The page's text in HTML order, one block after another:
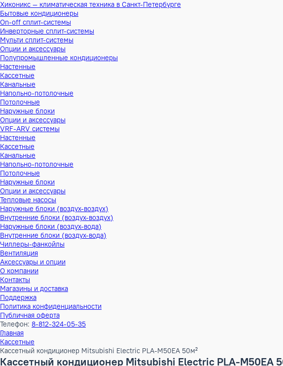
Хиконикс — климатическая техника в Санкт-Петербурге
Бытовые кондиционеры
On-off сплит-системы
Инверторные сплит-системы
Мульти сплит-системы
Опции и аксессуары
Полупромышленные кондиционеры
Настенные
Кассетные
Канальные
Напольно-потолочные
Потолочные
Наружные блоки
Опции и аксессуары
VRF-ARV системы
Настенные
Кассетные
Канальные
Напольно-потолочные
Потолочные
Наружные блоки
Опции и аксессуары
Тепловые насосы
Наружные блоки (воздух-воздух)
Внутренние блоки (воздух-воздух)
Наружные блоки (воздух-вода)
Внутренние блоки (воздух-вода)
Чиллеры-фанкойлы
Вентиляция
Аксессуары и опции
О компании
Контакты
Магазины и доставка
Поддержка
Политика конфиденциальности
Публичная оферта
Телефон:8-812-324-05-35